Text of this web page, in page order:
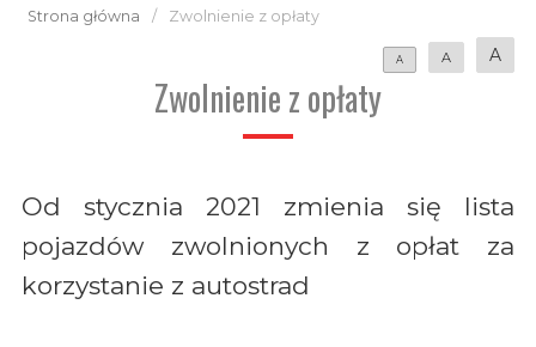
Strona główna / Zwolnienie z opłaty
A A A
Zwolnienie z opłaty
Od stycznia 2021 zmienia się lista
pojazdów zwolnionych z opłat za
korzystanie z autostrad